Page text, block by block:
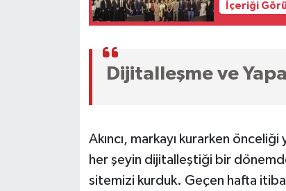
İçeriği
Dijitalleşme ve
Akıncı, markayı kurarken
her şeyin dijitalleştiği bir
sitemizi kurduk. Geçen hafta